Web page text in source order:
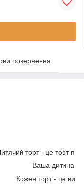
повернення
торт - це торт
Ваша дитина
Кожен торт - це